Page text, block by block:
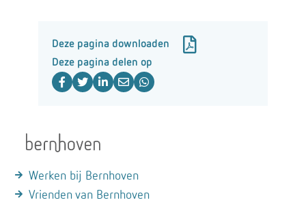
Deze pagina downloaden
Deze pagina delen op
Werken bij Bernhoven
Vrienden van Bernhoven